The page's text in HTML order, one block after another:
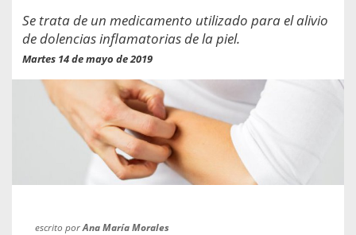
Se trata de un medicamento utilizado para el alivio
de dolencias inflamatorias de la piel.
Martes 14 de mayo de 2019
escrito porAna María Morales